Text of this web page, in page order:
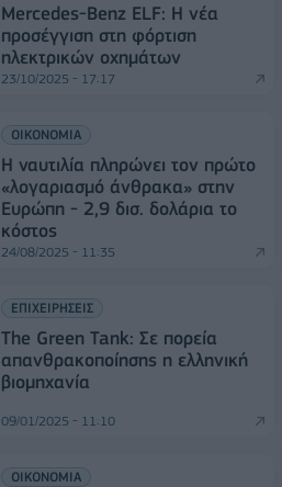
Mercedes-Benz ELF: Η νέα
προσέγγιση στη φόρτιση
ηλεκτρικών οχημάτων
23/10/2025 - 17:17
ΟΙΚΟΝΟΜΙΑ
Η ναυτιλία πληρώνει τον πρώτο
«λογαριασμό άνθρακα» στην
Ευρώπη - 2,9 δισ. δολάρια το
κόστος
24/08/2025 - 11:35
ΕΠΙΧΕΙΡΗΣΕΙΣ
The Green Tank: Σε πορεία
απανθρακοποίησης η ελληνική
βιομηχανία
09/01/2025 - 11:10
ΟΙΚΟΝΟΜΙΑ